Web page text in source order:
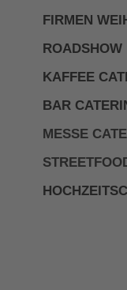
FIRMEN
ROADSHOW
KAFFEE
BAR
MESSE